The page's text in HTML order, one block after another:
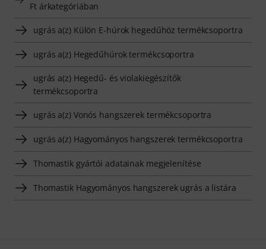
Ft árkategóriában
ugrás a(z) Külön E-húrok hegedűhöz termékcsoportra
ugrás a(z) Hegedűhúrok termékcsoportra
ugrás a(z) Hegedű- és violakiegészítők
termékcsoportra
ugrás a(z) Vonós hangszerek termékcsoportra
ugrás a(z) Hagyományos hangszerek termékcsoportra
Thomastik gyártói adatainak megjelenítése
Thomastik Hagyományos hangszerek ugrás a listára